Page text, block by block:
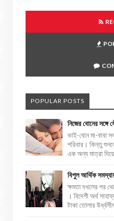
POPULAR POSTS
নিজের বোনের
ভাই-বোন মা-বাবা
পরিবার। কিন্তু
এক অন্য মাত্রা
বিপুল আর্থিক
ক্ষমতা দখলের পর
। বিদেশী অর্থ
টাকা তোলার